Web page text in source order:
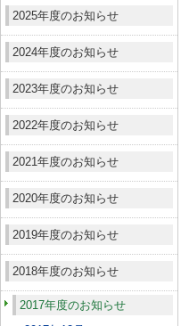
2025年度のお知らせ
2024年度のお知らせ
2023年度のお知らせ
2022年度のお知らせ
2021年度のお知らせ
2020年度のお知らせ
2019年度のお知らせ
2018年度のお知らせ
2017年度のお知らせ